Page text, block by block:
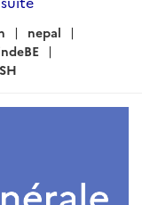
nepal